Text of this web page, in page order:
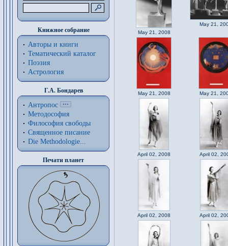
Книжное собрание
Авторы и книги
Тематический каталог
Поэзия
Астрология
Г.А. Бондарев
Антропос
Методософия
Философия cвободы
Священное писание
Die Methodologie...
Печати планет
May 21, 2008
May 21,
May 21, 2008 May 21,
April 02, 2008 April 02,
April 02, 2008 April 02,